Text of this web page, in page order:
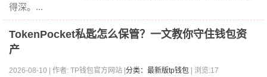
得深。...
TokenPocket私匙怎么保管？一文教你守住钱包资
产
2026-08-10 | 作者: TP钱包官方网站 | 分类：最新版tp钱包 | 浏览:17